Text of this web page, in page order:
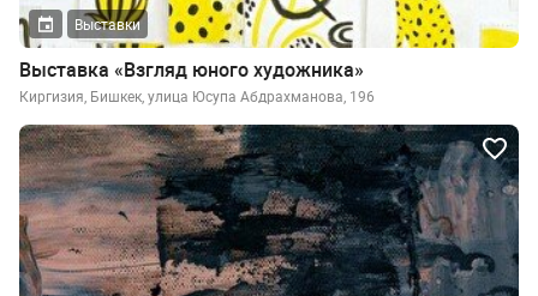
Выставки
Выставка «Взгляд юного художника»
Киргизия, Бишкек, улица Юсупа Абдрахманова, 196